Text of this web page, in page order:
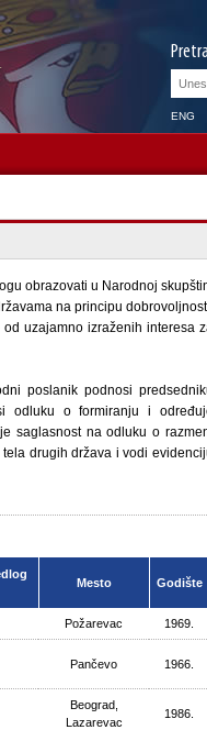
ENG
obrazovati u Narodnoj
na principu
uzajamno izraženih interesa
poslanik podnosi
odluku o formiranju i
saglasnost na odluku o
drugih država i vodi
Mesto Godište
Požarevac 1969.
Pančevo 1966.
Beograd,
Lazarevac
1986.